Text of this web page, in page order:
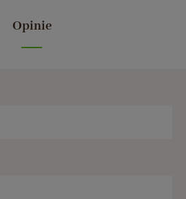
Opinie